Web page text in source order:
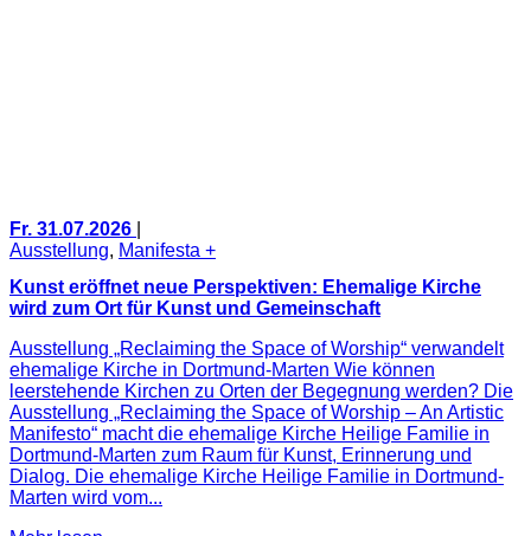
Fr. 31.07.2026
Ausstellung, Manifesta +
Kunst eröffnet neue Perspektiven: Ehemalige Kirche
wird zum Ort für Kunst und Gemeinschaft
Ausstellung „Reclaiming the Space of Worship“ verwandelt
ehemalige Kirche in Dortmund-Marten Wie können
leerstehende Kirchen zu Orten der Begegnung werden? Die
Ausstellung „Reclaiming the Space of Worship – An Artistic
Manifesto“ macht die ehemalige Kirche Heilige Familie in
Dortmund-Marten zum Raum für Kunst, Erinnerung und
Dialog. Die ehemalige Kirche Heilige Familie in Dortmund-
Marten wird vom...